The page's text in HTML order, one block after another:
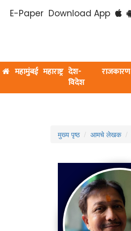
E-Paper Download App
महामुंबई महाराष्ट्र देश-
विदेश
राजकारण
मुख्य पृष्ठ आमचे लेखक